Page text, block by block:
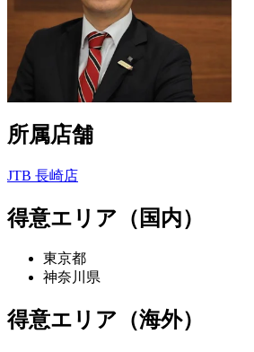
所属店舗
JTB 長崎店
得意エリア（国内）
東京都
神奈川県
得意エリア（海外）